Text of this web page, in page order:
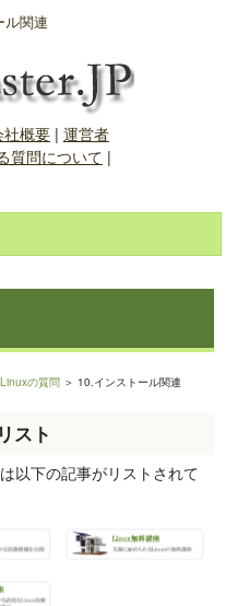
ル関連
社概要| 運営者
質問について |
Linuxの質問 ＞ 10.インストール関連
スト
以下の記事がリストされて